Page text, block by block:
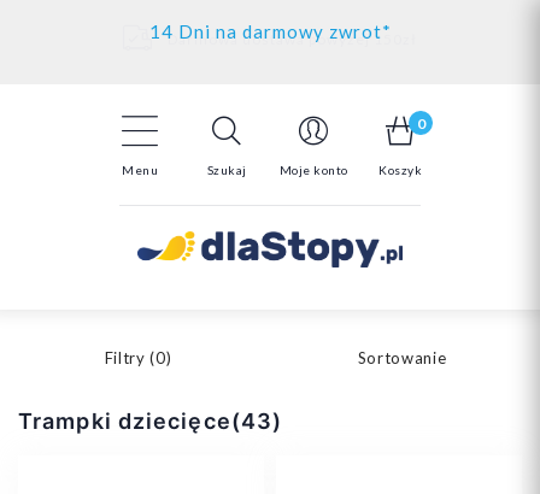
Kontakt
Darmowa dostawa powyżej 150zł
14 Dni na darmowy zwrot*
Menu Szukaj Moje konto
0
Koszyk
Filtry (0) Sortowanie
Trampki dziecięce(43)